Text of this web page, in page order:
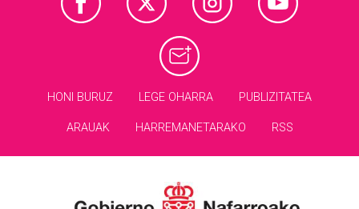
HONI BURUZ LEGE OHARRA PUBLIZITATEA
ARAUAK HARREMANETARAKO RSS